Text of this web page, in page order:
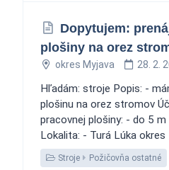
Dopytujem:
plošiny na orez
okres Myjava 28. 2.
Hľadám: stroje Popis: -
plošinu na orez stromov
pracovnej plošiny: - do 5
Lokalita: - Turá Lúka okres
Stroje Požičovňa ostatné